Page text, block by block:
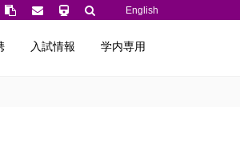
English
入試情報 学内専用